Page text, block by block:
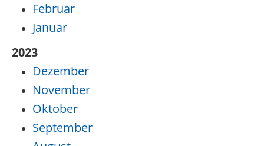
Februar
Januar
2023
Dezember
November
Oktober
September